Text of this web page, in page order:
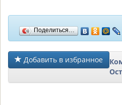
Поделиться…
Добавить в избранное